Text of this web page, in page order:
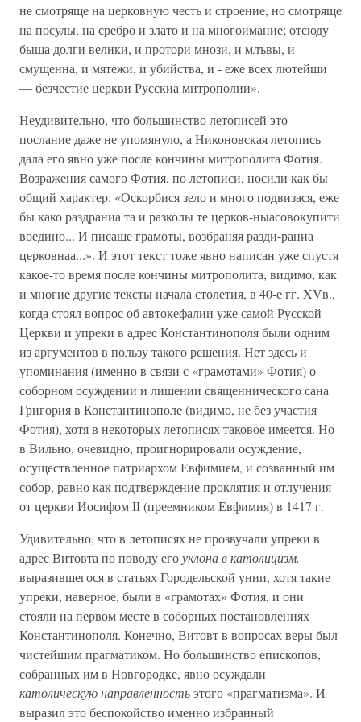
не смотряще на церковную честь и строение, но смотряще
на посулы, на сребро и злато и на многоимание; отсюду
быша долги велики, и протори мнози, и млъвы, и
смущенна, и мятежи, и убийства, и - еже всех лютейши
— безчестие церкви Русскиа митрополии».
Неудивительно, что большинство летописей это
послание даже не упомянуло, а Никоновская летопись
дала его явно уже после кончины митрополита Фотия.
Возражения самого Фотия, по летописи, носили как бы
общий характер: «Оскорбися зело и много подвизася, еже
бы како раздраниа та и разколы те церков-ныасовокупити
воедино... И писаше грамоты, возбраняя разди-раниа
церковнаа...». И этот текст тоже явно написан уже спустя
какое-то время после кончины митрополита, видимо, как
и многие другие тексты начала столетия, в 40-е гг. XVв.,
когда стоял вопрос об автокефалии уже самой Русской
Церкви и упреки в адрес Константинополя были одним
из аргументов в пользу такого решения. Нет здесь и
упоминания (именно в связи с «грамотами» Фотия) о
соборном осуждении и лишении священнического сана
Григория в Константинополе (видимо, не без участия
Фотия), хотя в некоторых летописях таковое имеется. Но
в Вильно, очевидно, проигнорировали осуждение,
осуществленное патриархом Евфимием, и созванный им
собор, равно как подтверждение проклятия и отлучения
от церкви Иосифом II (преемником Евфимия) в 1417 г.
Удивительно, что в летописях не прозвучали упреки в
адрес Витовта по поводу егоуклона в католицизм,
выразившегося в статьях Городельской унии, хотя такие
упреки, наверное, были в «грамотах» Фотия, и они
стояли на первом месте в соборных постановлениях
Константинополя. Конечно, Витовт в вопросах веры был
чистейшим прагматиком. Но большинство епископов,
собранных им в Новгородке, явно осуждали
католическую направленностьэтого «прагматизма». И
выразил это беспокойство именно избранный